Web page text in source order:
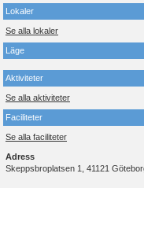
Lokaler
Se alla lokaler
Läge
Aktiviteter
Se alla aktiviteter
Faciliteter
Se alla faciliteter
Adress
Skeppsbroplatsen 1, 41121